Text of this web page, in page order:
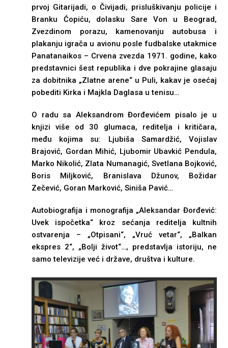
prvoj Gitarijadi, o Čivijadi, prisluškivanju policije i
Branku Ćopiću, dolasku Sare Von u Beograd,
Zvezdinom porazu, kamenovanju autobusa i
plakanju igrača u avionu posle fudbalske utakmice
Panatanaikos – Crvena zvezda 1971. godine, kako
predstavnici šest republika i dve pokrajine glasaju
za dobitnika „Zlatne arene“ u Puli, kakav je osećaj
pobediti Kirka i Majkla Daglasa u tenisu…
O radu sa Aleksandrom Đorđevićem pisalo je u
knjizi više od 30 glumaca, reditelja i kritičara,
među kojima su: Ljubiša Samardžić, Vojislav
Brajović, Gordan Mihić, Ljubomir Ubavkić Pendula,
Marko Nikolić, Zlata Numanagić, Svetlana Bojković,
Boris Miljković, Branislava Džunov, Božidar
Zečević, Goran Marković, Siniša Pavić…
Autobiografija i monografija „Aleksandar Đorđević:
Uvek ispočetka“ kroz sećanja reditelja kultnih
ostvarenja – „Otpisani“, „Vruć vetar“, „Balkan
ekspres 2“, „Bolji život“…, predstavlja istoriju, ne
samo televizije već i države, društva i kulture.